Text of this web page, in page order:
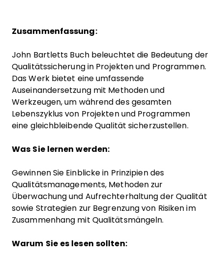
Zusammenfassung:
John Bartletts Buch beleuchtet die Bedeutung der
Qualitätssicherung in Projekten und Programmen.
Das Werk bietet eine umfassende
Auseinandersetzung mit Methoden und
Werkzeugen, um während des gesamten
Lebenszyklus von Projekten und Programmen
eine gleichbleibende Qualität sicherzustellen.
Was Sie lernen werden:
Gewinnen Sie Einblicke in Prinzipien des
Qualitätsmanagements, Methoden zur
Überwachung und Aufrechterhaltung der Qualität
sowie Strategien zur Begrenzung von Risiken im
Zusammenhang mit Qualitätsmängeln.
Warum Sie es lesen sollten: